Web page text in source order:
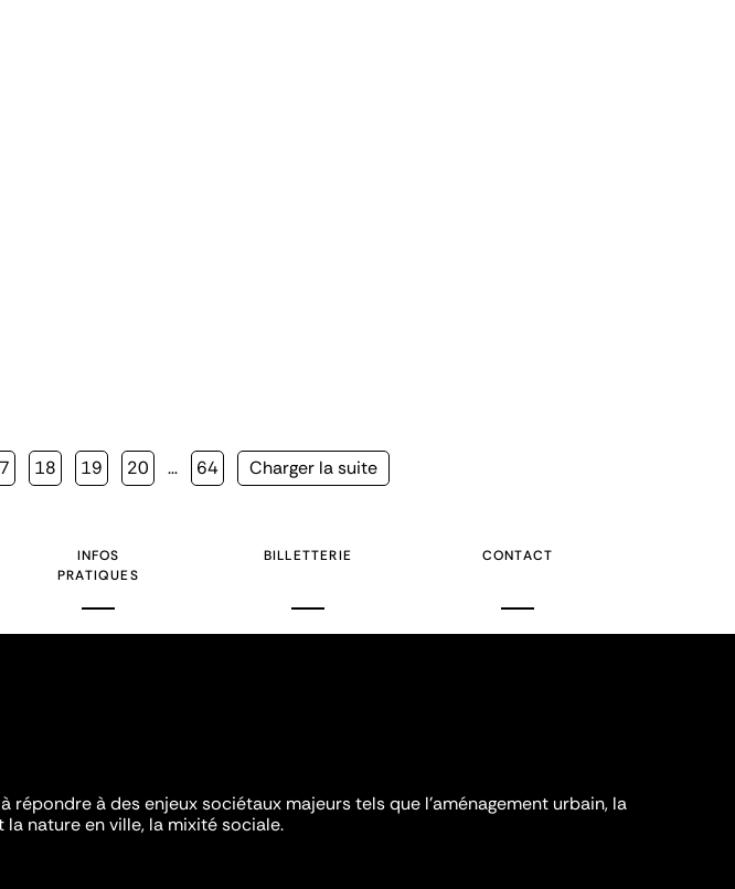
Page
18 Page
19 Page
20 … Page
64
Page
Charger la suite
INFOS
PRATIQUES
BILLETTERIE CONTACT
répondre à des enjeux sociétaux majeurs tels que l'aménagement urbain, la
nature en ville, la mixité sociale.